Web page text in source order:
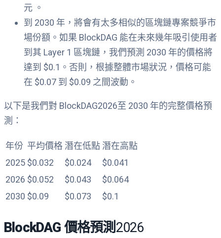
元 。
到 2030 年，將會有太多相似的區塊鏈專案競爭市
場份額。如果 BlockDAG 能在未來幾年吸引使用者
到其 Layer 1 區塊鏈，我們預測 2030 年的價格將
達到 $0.1。否則，根據整體市場狀況，價格可能
在 $0.07 到 $0.09 之間波動。
以下是我們對 BlockDAG2026至 2030 年的完整價格預
測：
年份 平均價格 潛在低點 潛在高點
2025 $0.032 $0.024
$0.041
2026 $0.052 $0.043
$0.064
2030 $0.09 $0.073 $0.1
BlockDAG 價格預測2026